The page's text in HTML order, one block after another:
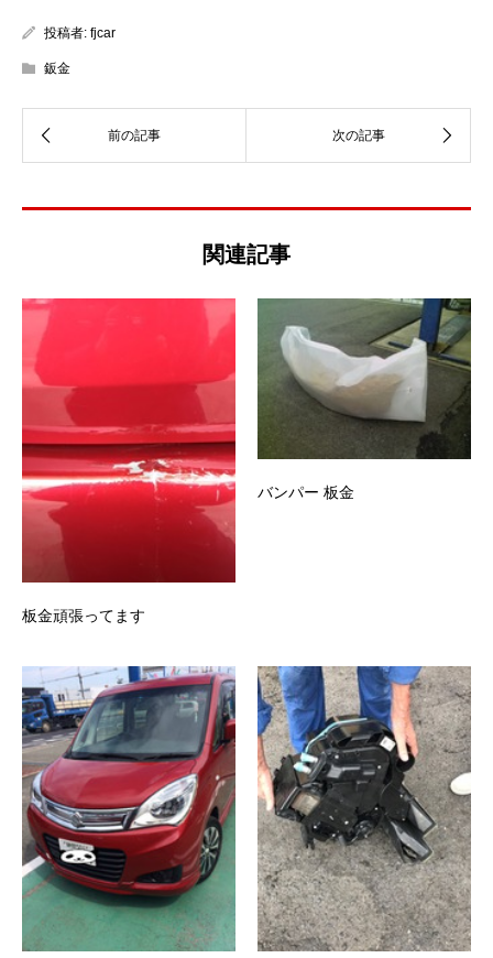
投稿者: fjcar
鈑金
関連記事
板金頑張ってます
バンパー 板金